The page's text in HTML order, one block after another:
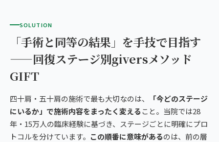
SOLUTION
「手術と同等の結果」を手技で目指す
——回復ステージ別giversメソッド
GIFT
四十肩・五十肩の施術で最も大切なのは、
「今どのステージ
にいるか」で施術内容をまったく変えること。当院では28
年・15万人の臨床経験に基づき、ステージごとに明確にプロ
トコルを分けています。 この順番に意味があるのは、前の層